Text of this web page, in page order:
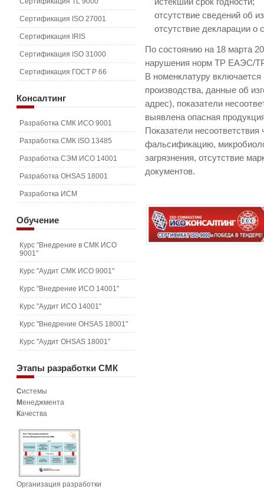
отсутствие сведений об
отсутствие декларации о
По состоянию на 18 марта
нарушения норм ТР ЕАЭС/
В номенклатуру
производства, данные об
адрес), показатели
выявлена опасная
Показатели
фальсификацию,
загрязнения, отсутствие
документов.
Сертификация ISO 27001
Сертификация IRIS
Сертификация ISO 31000
Сертификация ГОСТ Р 66
Консалтинг
Разработка СМК ИСО 9001
Разработка СМК ISO 13485
Разработка СЭМ ИСО 14001
Разработка OHSAS 18001
Разработка ИСМ
Обучение
Курс "Внедрение в СМК ИСО
9001"
Курс "Аудит СМК ИСО 9001"
Курс "Внедрение ИСО 14001"
Курс "Аудит ИСО 14001"
Курс "Внедрение OHSAS 18001"
Курс "Аудит OHSAS 18001"
Этапы разработки СМК
Системы
Менеджмента
Качества
Организация разработки